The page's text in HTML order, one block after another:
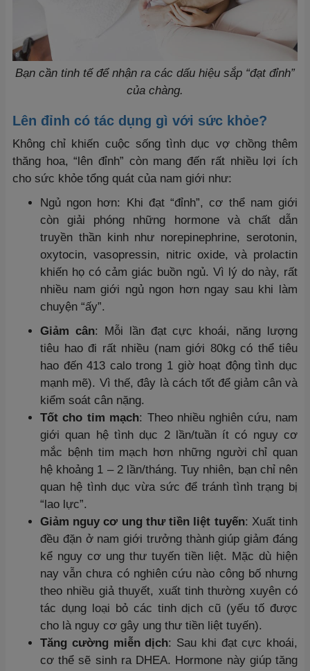
Bạn cần tinh tế để nhận ra các dấu hiệu sắp “đạt đỉnh”
của chàng.
Lên đỉnh có tác dụng gì với sức khỏe?
Không chỉ khiến cuộc sống tình dục vợ chồng thêm
thăng hoa, “lên đỉnh” còn mang đến rất nhiều lợi ích
cho sức khỏe tổng quát của nam giới như:
Ngủ ngon hơn: Khi đạt “đỉnh”, cơ thể nam giới
còn giải phóng những hormone và chất dẫn
truyền thần kinh như norepinephrine, serotonin,
oxytocin, vasopressin, nitric oxide, và prolactin
khiến họ có cảm giác buồn ngủ. Vì lý do này, rất
nhiều nam giới ngủ ngon hơn ngay sau khi làm
chuyện “ấy”.
Giảm cân: Mỗi lần đạt cực khoái, năng lượng
tiêu hao đi rất nhiều (nam giới 80kg có thể tiêu
hao đến 413 calo trong 1 giờ hoạt động tình dục
mạnh mẽ). Vì thế, đây là cách tốt để giảm cân và
kiểm soát cân nặng.
Tốt cho tim mạch: Theo nhiều nghiên cứu, nam
giới quan hệ tình dục 2 lần/tuần ít có nguy cơ
mắc bệnh tim mạch hơn những người chỉ quan
hệ khoảng 1 – 2 lần/tháng. Tuy nhiên, bạn chỉ nên
quan hệ tình dục vừa sức để tránh tình trạng bị
“lao lực”.
Giảm nguy cơ ung thư tiền liệt tuyến: Xuất tinh
đều đặn ở nam giới trưởng thành giúp giảm đáng
kể nguy cơ ung thư tuyến tiền liệt. Mặc dù hiện
nay vẫn chưa có nghiên cứu nào công bố nhưng
theo nhiều giả thuyết, xuất tinh thường xuyên có
tác dụng loại bỏ các tinh dịch cũ (yếu tố được
cho là nguy cơ gây ung thư tiền liệt tuyến).
Tăng cường miễn dịch: Sau khi đạt cực khoái,
cơ thể sẽ sinh ra DHEA. Hormone này giúp tăng